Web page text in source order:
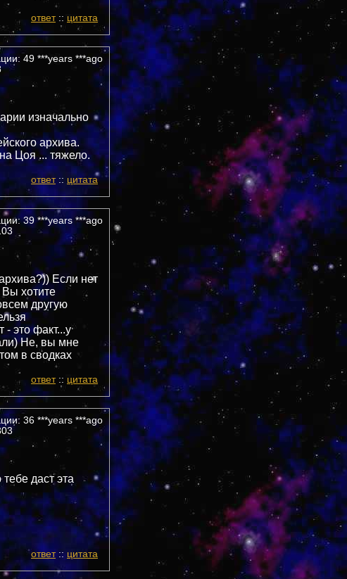
ответ:: цитата
49 ***years ***ago
изначально
архива.
Цоя ... тяжело.
ответ:: цитата
39 ***years ***ago
Если нет
Вы хотите
другую
- это факт...у
Не, вы мне
в сводках
ответ:: цитата
36 ***years ***ago
даст эта
ответ:: цитата